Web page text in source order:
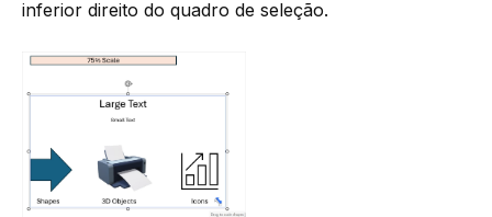
inferior direito do quadro de seleção.